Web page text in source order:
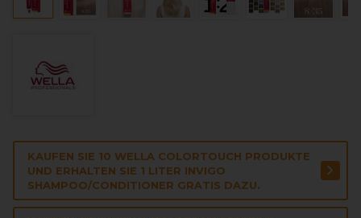
KAUFEN SIE 10 WELLA COLORTOUCH PRODUKTE
UND ERHALTEN SIE 1 LITER INVIGO
SHAMPOO/CONDITIONER GRATIS DAZU.